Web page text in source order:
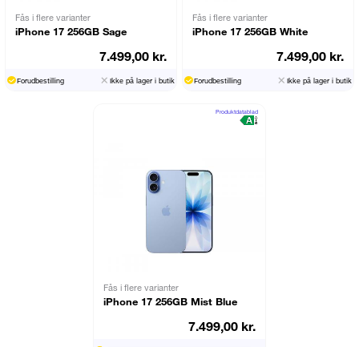
Fås i flere varianter
iPhone 17 256GB Sage
7.499,00 kr.
Forudbestilling Ikke på lager i butik
Fås i flere varianter
iPhone 17 256GB White
7.499,00 kr.
Forudbestilling Ikke på lager i butik
Produktdatablad
Fås i flere varianter
iPhone 17 256GB Mist Blue
7.499,00 kr.